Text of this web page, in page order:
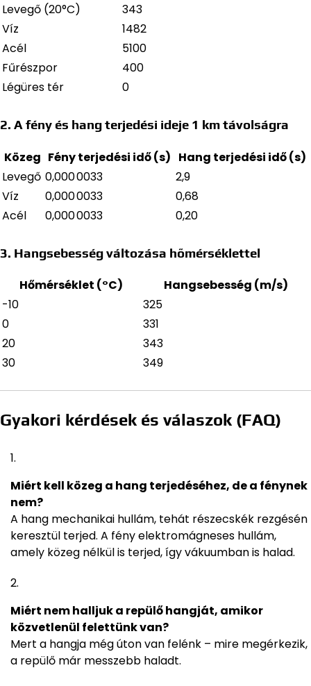
Levegő (20°C)
343
Víz
1482
Acél
5100
Fűrészpor
400
Légüres tér
0
2. A fény és hang terjedési ideje 1 km távolságra
Közeg Fény terjedési idő (s) Hang terjedési idő (s)
Levegő 0,000 0033
2,9
Víz
0,000 0033
0,68
Acél
0,000 0033 0,20
3. Hangsebesség változása hőmérséklettel
Hőmérséklet (°C)
Hangsebesség (m/s)
-10
325
0
331
20
343
30
349
Gyakori kérdések és válaszok (FAQ)
Miért kell közeg a hang terjedéséhez, de a fénynek
nem?
A hang mechanikai hullám, tehát részecskék rezgésén
keresztül terjed. A fény elektromágneses hullám,
amely közeg nélkül is terjed, így vákuumban is halad.
Miért nem halljuk a repülő hangját, amikor
közvetlenül felettünk van?
Mert a hangja még úton van felénk – mire megérkezik,
a repülő már messzebb haladt.